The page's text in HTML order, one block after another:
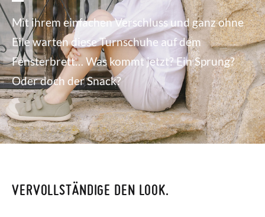
Mit ihrem einfachen Verschluss und ganz ohne
Eile warten diese Turnschuhe auf dem
Fensterbrett… Was kommt jetzt? Ein Sprung?
Oder doch der Snack?
VERVOLLSTÄNDIGE DEN LOOK.